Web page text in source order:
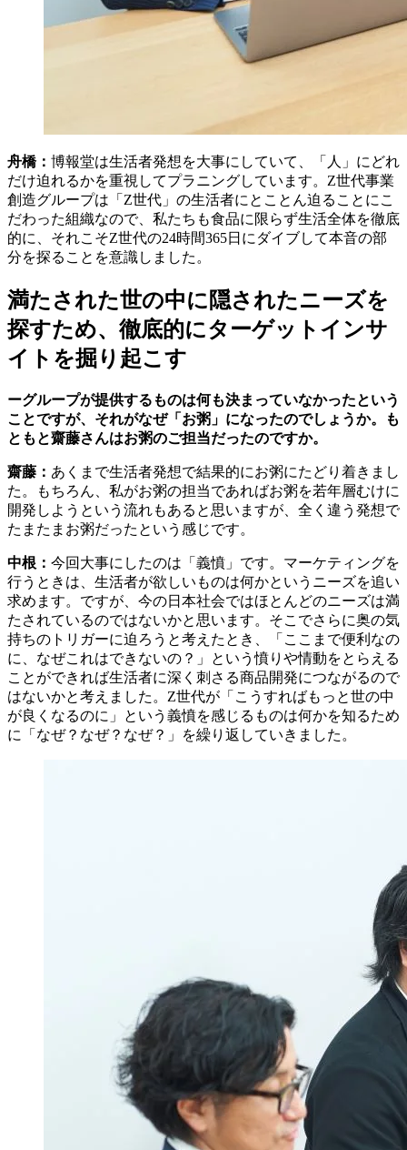
舟橋： 博報堂は生活者発想を大事にしていて、「人」にどれ
だけ迫れるかを重視してプラニングしています。Z世代事業
創造グループは「Z世代」の生活者にとことん迫ることにこ
だわった組織なので、私たちも食品に限らず生活全体を徹底
的に、それこそZ世代の24時間365日にダイブして本音の部
分を探ることを意識しました。
満たされた世の中に隠されたニーズを
探すため、徹底的にターゲットインサ
イトを掘り起こす
ーグループが提供するものは何も決まっていなかったという
ことですが、それがなぜ「お粥」になったのでしょうか。も
ともと齋藤さんはお粥のご担当だったのですか。
齋藤： あくまで生活者発想で結果的にお粥にたどり着きまし
た。もちろん、私がお粥の担当であればお粥を若年層むけに
開発しようという流れもあると思いますが、全く違う発想で
たまたまお粥だったという感じです。
中根： 今回大事にしたのは「義憤」です。マーケティングを
行うときは、生活者が欲しいものは何かというニーズを追い
求めます。ですが、今の日本社会ではほとんどのニーズは満
たされているのではないかと思います。そこでさらに奥の気
持ちのトリガーに迫ろうと考えたとき、「ここまで便利なの
に、なぜこれはできないの？」という憤りや情動をとらえる
ことができれば生活者に深く刺さる商品開発につながるので
はないかと考えました。Z世代が「こうすればもっと世の中
が良くなるのに」という義憤を感じるものは何かを知るため
に「なぜ？なぜ？なぜ？」を繰り返していきました。